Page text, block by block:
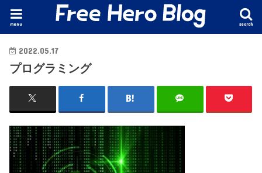
search
menu
2022.05.17
プログラミング